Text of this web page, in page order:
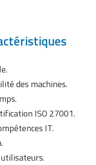
des machines.
ISO 27001.
IT.